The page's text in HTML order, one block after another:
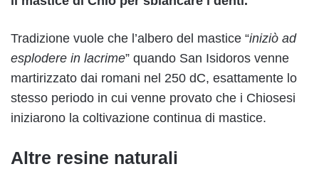
Tradizione vuole che l’albero del mastice “iniziò ad
esplodere in lacrime” quando San Isidoros venne
martirizzato dai romani nel 250 dC, esattamente lo
stesso periodo in cui venne provato che i Chiosesi
iniziarono la coltivazione continua di mastice.
Altre resine naturali